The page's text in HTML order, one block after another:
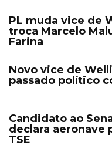
PL muda vice de
troca Marcelo
Farina
Novo vice de
passado político
Candidato ao
declara aeronave
TSE